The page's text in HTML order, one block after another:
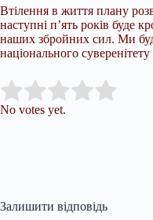
Втілення в життя плану
наступні п’ять років буде
наших збройних сил. Ми
національного
Rate this item:
No votes yet.
Залишити відповідь